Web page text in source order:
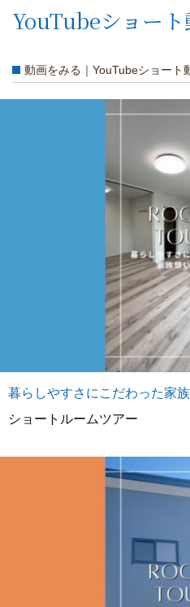
YouTubeショート
動画をみる｜YouTubeショート
暮らしやすさにこだわった家
ショートルームツアー